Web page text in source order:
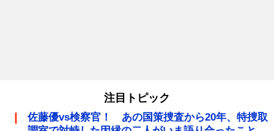
注目トピック
佐藤優vs検察官！ あの国策捜査から20年、特捜取